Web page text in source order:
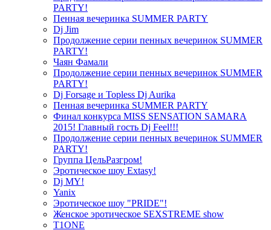
PARTY!
Пенная вечеринка SUMMER PARTY
Dj Jim
Продолжение серии пенных вечеринок SUMMER
PARTY!
Чаян Фамали
Продолжение серии пенных вечеринок SUMMER
PARTY!
Dj Forsage и Topless Dj Aurika
Пенная вечеринка SUMMER PARTY
Финал конкурса MISS SENSATION SAMARA
2015! Главный гость Dj Feel!!!
Продолжение серии пенных вечеринок SUMMER
PARTY!
Группа ЦельРазгром!
Эротическое шоу Extasy!
Dj MY!
Yanix
Эротическое шоу "PRIDE"!
Женское эротическое SEXSTREME show
T1ONE